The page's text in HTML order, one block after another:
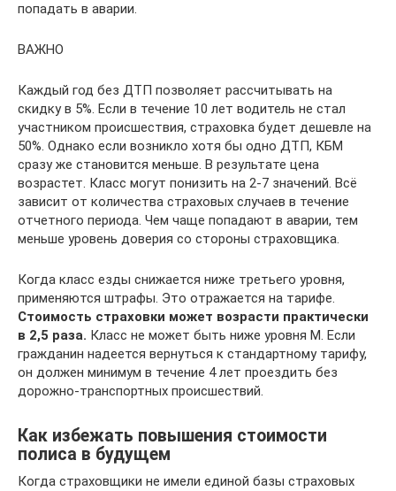
попадать в аварии.
ВАЖНО
Каждый год без ДТП позволяет рассчитывать на
скидку в 5%. Если в течение 10 лет водитель не стал
участником происшествия, страховка будет дешевле на
50%. Однако если возникло хотя бы одно ДТП, КБМ
сразу же становится меньше. В результате цена
возрастет. Класс могут понизить на 2-7 значений. Всё
зависит от количества страховых случаев в течение
отчетного периода. Чем чаще попадают в аварии, тем
меньше уровень доверия со стороны страховщика.
Когда класс езды снижается ниже третьего уровня,
применяются штрафы. Это отражается на тарифе.
Стоимость страховки может возрасти практически
в 2,5 раза. Класс не может быть ниже уровня М. Если
гражданин надеется вернуться к стандартному тарифу,
он должен минимум в течение 4 лет проездить без
дорожно-транспортных происшествий.
Как избежать повышения стоимости
полиса в будущем
Когда страховщики не имели единой базы страховых